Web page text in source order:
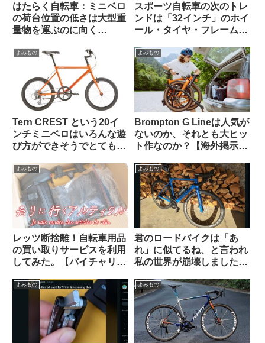
はたらく自転車：ミニベロ
の荷台位置の低さは大型重
量物を運ぶのに向く
ク運んでみた
スポーツ自転車の次のトレ
ンドは「32インチ」のホイ
ール・タイヤ・フレームに
よみもの
Tern CREST という20イ
ンチミニベロはいろんな遊
び方ができそうでとても気
察】
よみもの
Brompton G Lineは人気が
ないのか、それとも大ヒッ
ト作なのか？【海外掲示板
よみもの
レッツ断捨離！自転車用品
の買い取りサービスを利用
してみた。【バイチャリ】
よみもの
君のロードバイクは「あ
れ」に似てるね、と言われ
私の世界が崩壊しました
よみもの よみもの